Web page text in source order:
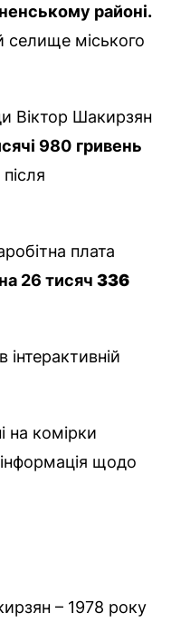
районі.
селище міського
Віктор Шакирзян
980 гривень
плата
26 тисяч 336
на комірки
інформація щодо
– 1978 року